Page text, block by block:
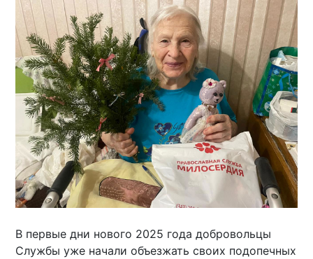
В первые дни нового 2025 года добровольцы
Службы уже начали объезжать своих подопечных